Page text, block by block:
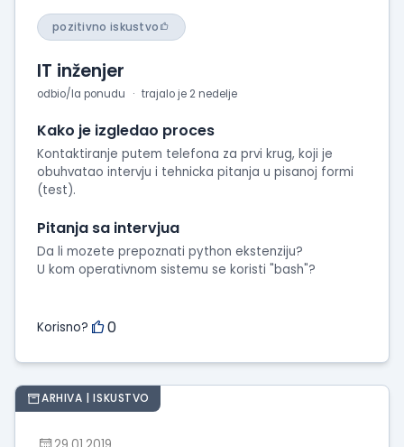
radu
utiske
pozitivno iskustvo
IT inženjer
odbio/la ponudu trajalo je 2 nedelje
Kako je izgledao proces
Kontaktiranje putem telefona za prvi krug, koji je
obuhvatao intervju i tehnicka pitanja u pisanoj formi
(test).
Pitanja sa intervjua
Da li mozete prepoznati python ekstenziju?
U kom operativnom sistemu se koristi "bash"?
Korisno? 0
ARHIVA | ISKUSTVO